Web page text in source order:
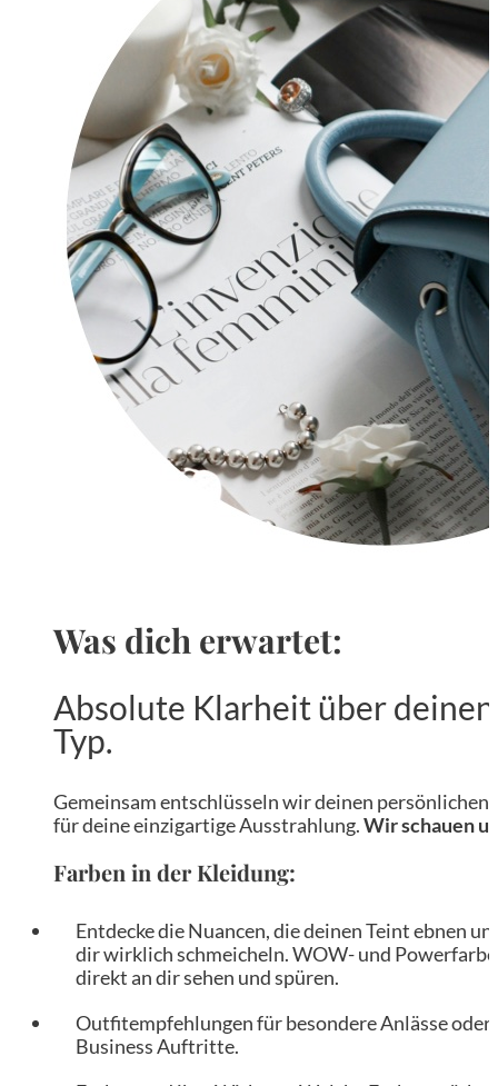
Was dich erwartet:
Absolute Klarheit über deinen
Typ.
Gemeinsam entschlüsseln wir deinen persönlichen
für deine einzigartige Ausstrahlung.Wir schauen
Farben in der Kleidung:
Entdecke die Nuancen, die deinen Teint ebnen
dir wirklich schmeicheln. WOW- und
direkt an dir sehen und spüren.
Outfitempfehlungen für besondere Anlässe oder
Business Auftritte.